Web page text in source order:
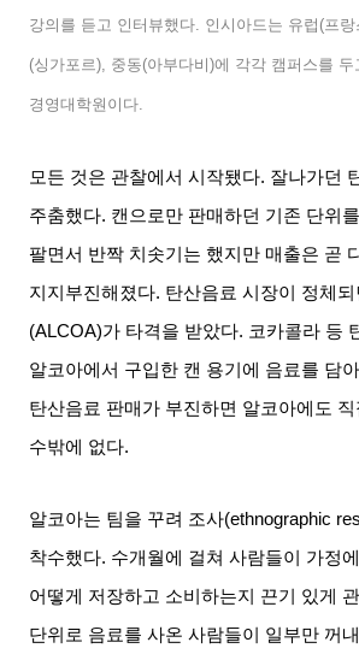
강의를 듣고 인터뷰했다. 인시아드는 유럽 (프랑
(싱가포르), 중동(아부다비)에 각각 캠퍼스를 두
경영대학원이다.
모든 것은 관찰에서 시작됐다. 잘나가던
주춤했다. 캔으로만 판매하던 기존 단위를
팔면서 반짝 치솟기는 했지만 매출은 곧
지지부진해졌다. 탄산음료 시장이 정체
(ALCOA)가 타격을 받았다. 코카콜라 등
알코아에서 구입한 캔 용기에 음료를 담
탄산음료 판매가 부진하면 알코아에도
수밖에 없다.
알코아는 팀을 꾸려 조사(ethnographic
착수했다. 수개월에 걸쳐 사람들이 가정
어떻게 저장하고 소비하는지 끈기 있게
단위로 음료를 사온 사람들이 일부만 꺼